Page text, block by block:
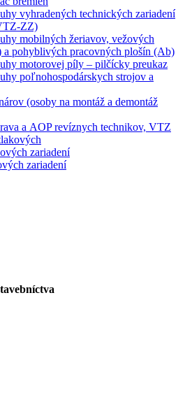
vyhradených technických zariadení
ZZ)
mobilných žeriavov, vežových
a pohyblivých pracovných plošín (Ab)
motorovej píly – pilčícky preukaz
poľnohospodárskych strojov a
(osoby na montáž a demontáž
a AOP revíznych technikov, VTZ
zariadení
zariadení